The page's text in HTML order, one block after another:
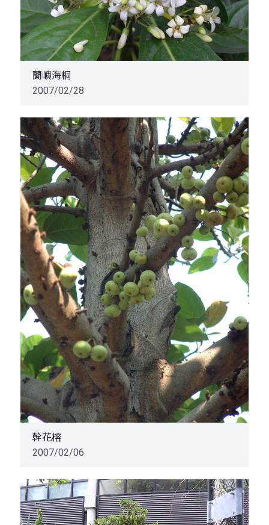
蘭嶼海桐
2007/02/28
幹花榕
2007/02/06